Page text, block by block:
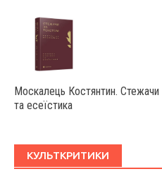
Москалець Костянтин. Стежачи
та есеїстика
КУЛЬТКРИТИКИ